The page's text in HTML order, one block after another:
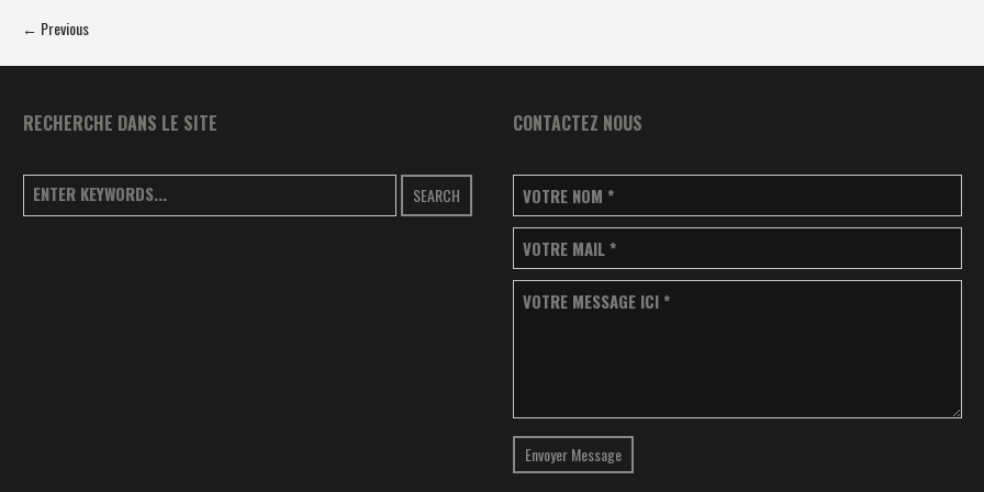
← Previous
RECHERCHE DANS LE SITE
SEARCH
CONTACTEZ NOUS
VOTRE NOM *
VOTRE MAIL *
VOTRE MESSAGE ICI *
Envoyer Message